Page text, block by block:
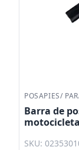
POSAPIES/
Barra de
SKU: